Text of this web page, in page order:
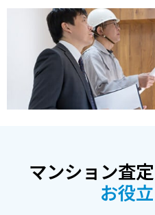
マンション査
お役